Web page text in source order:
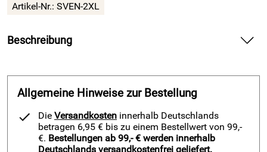
Artikel-Nr.: SVEN-2XL
Beschreibung
starke Schutzwirkung und hohe Bewegungsfreiheit im
Fußballtor.
Erlebe mit der Torwarthose 3/4 SVEN von Derbystar die
robuste Qualität und den sicheren Schutz an Hüften und
Knien. Spür die ergonomisch geformten Polster und genieße
Allgemeine Hinweise zur Bestellung
Die Versandkosten innerhalb Deutschlands
betragen 6,95 € bis zu einem Bestellwert von 99,-
€. Bestellungen ab 99,- € werden innerhalb
Deutschlands versandkostenfrei geliefert.